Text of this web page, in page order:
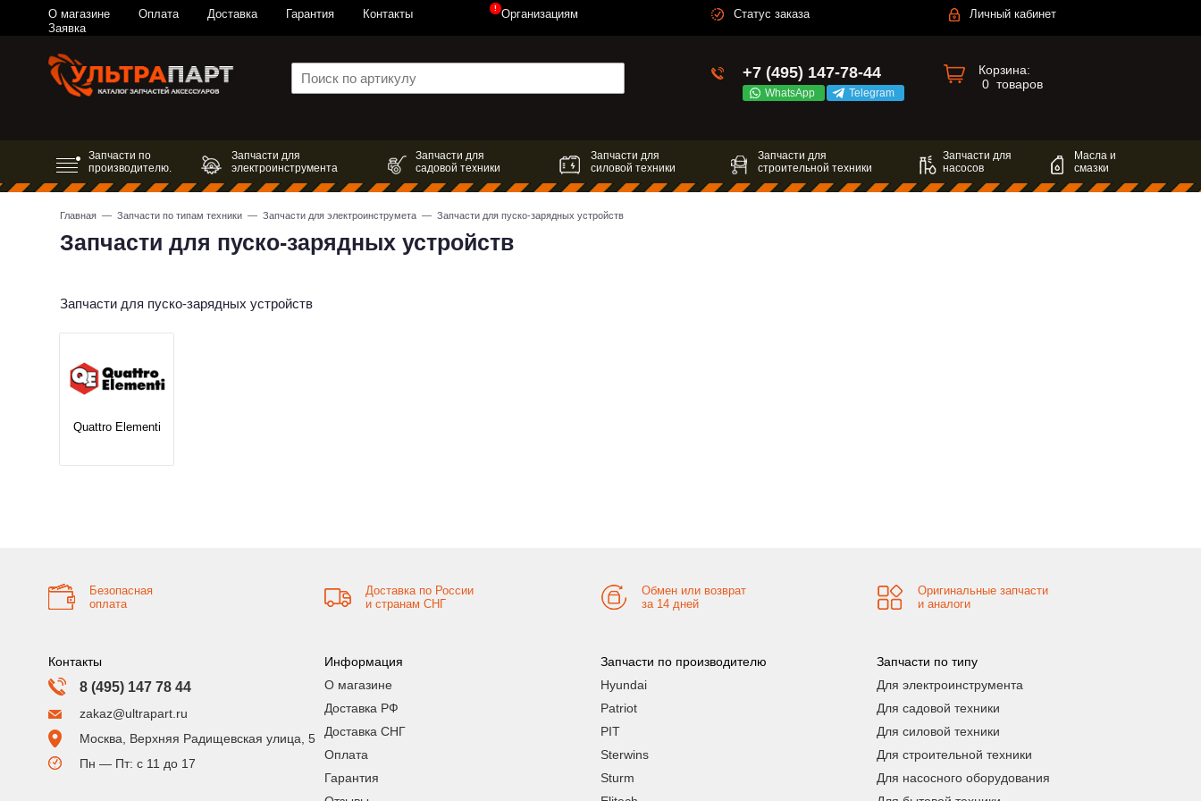
О магазине Оплата Доставка Гарантия
Контакты
Заявка
Организациям
! Статус заказа Личный кабинет
+7 (495) 147-78-44
WhatsApp Telegram
Корзина:
0 товаров
Запчасти по
производителю.
Запчасти для
электроинструмента
Запчасти для
садовой техники
Запчасти для
силовой техники
Запчасти для
строительной техники
Запчасти для
насосов
Масла и
смазки
Главная —Запчасти по типам техники —Запчасти для электроинструмета — Запчасти для пуско-зарядных устройств
Запчасти для пуско-зарядных устройств
Запчасти для пуско-зарядных устройств
Quattro Elementi
Безопасная
оплата
Доставка по России
и странам СНГ
Обмен или возврат
за 14 дней
Оригинальные запчасти
и аналоги
Контакты
8 (495) 147 78 44
zakaz@ultrapart.ru
Москва, Верхняя Радищевская улица, 5
Пн — Пт: с 11 до 17
Информация
О магазине
Доставка РФ
Доставка СНГ
Оплата
Гарантия
Запчасти по производителю
Hyundai
Patriot
PIT
Sterwins
Sturm
Запчасти по типу
Для электроинструмента
Для садовой техники
Для силовой техники
Для строительной техники
Для насосного оборудования